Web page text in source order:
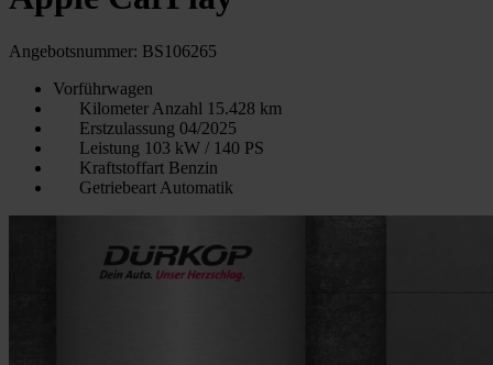
Angebotsnummer: BS106265
Vorführwagen
Kilometer Anzahl 15.428 km
Erstzulassung 04/2025
Leistung 103 kW / 140 PS
Kraftstoffart Benzin
Getriebeart Automatik